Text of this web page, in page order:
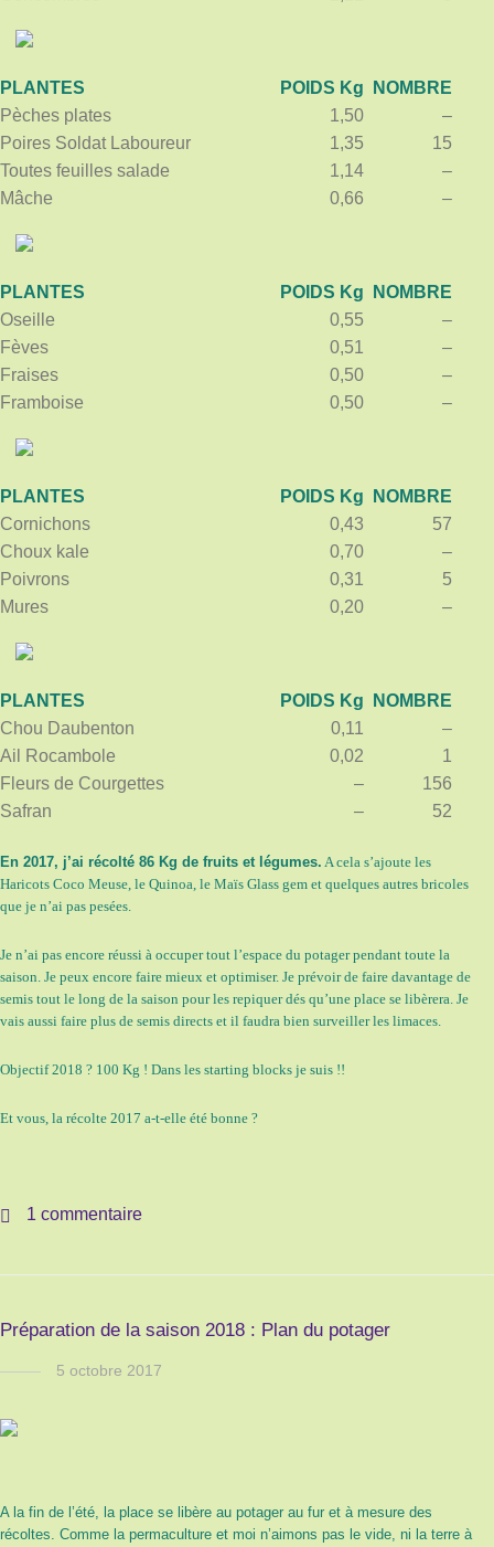
PLANTES POIDS Kg
NOMBRE
Pèches plates
1,50
–
Poires Soldat Laboureur
1,35
15
Toutes feuilles salade
1,14
–
Mâche
0,66 –
PLANTES POIDS Kg
NOMBRE
Oseille
0,55
–
Fèves
0,51
–
Fraises
0,50
–
Framboise
0,50 –
PLANTES POIDS Kg
NOMBRE
Cornichons
0,43
57
Choux kale
0,70
–
Poivrons
0,31
5
Mures
0,20 –
PLANTES POIDS Kg
NOMBRE
Chou Daubenton
0,11
–
Ail Rocambole
0,02
1
Fleurs de Courgettes
–
156
Safran
– 52
En 2017, j’ai récolté 86 Kg de fruits et légumes. A cela s’ajoute les
Haricots Coco Meuse, le Quinoa, le Maïs Glass gem et quelques autres bricoles
que je n’ai pas pesées.
Je n’ai pas encore réussi à occuper tout l’espace du potager pendant toute la
saison. Je peux encore faire mieux et optimiser. Je prévoir de faire davantage de
semis tout le long de la saison pour les repiquer dés qu’une place se libèrera. Je
vais aussi faire plus de semis directs et il faudra bien surveiller les limaces.
Objectif 2018 ? 100 Kg ! Dans les starting blocks je suis !!
Et vous, la récolte 2017 a-t-elle été bonne ?
1 commentaire
Préparation de la saison 2018 : Plan du potager
5 octobre 2017
A la fin de l’été, la place se libère au potager au fur et à mesure des
récoltes. Comme la permaculture et moi n’aimons pas le vide, ni la terre à